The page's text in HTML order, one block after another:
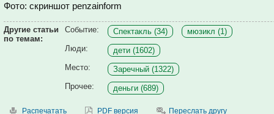
Фото: скриншот penzainform
Другие статьи
по темам:
Событие: Спектакль (34)
мюзикл (1)
Люди:
дети (1602)
Место:
Заречный (1322)
Прочее:
деньги (689)
Распечатать PDF версия Переслать другу